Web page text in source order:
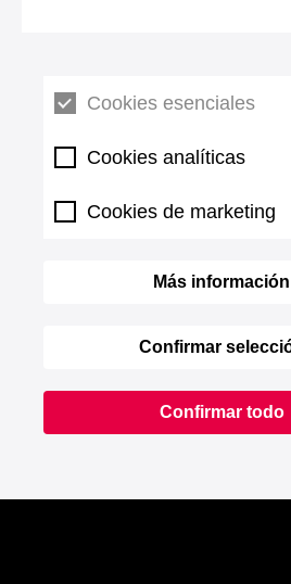
Cookies esenciales
Cookies analíticas
Cookies de marketing
Más información
Confirmar
Confirmar todo